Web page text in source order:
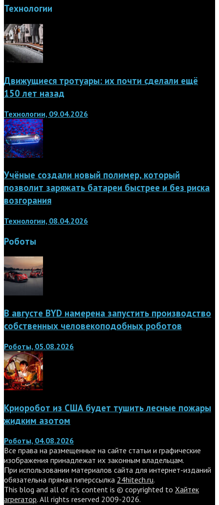
Технологии
Движущиеся тротуары: их почти сделали ещё
150 лет назад
Технологии, 09.04.2026
Учёные создали новый полимер, который
позволит заряжать батареи быстрее и без риска
возгорания
Технологии, 08.04.2026
Роботы
В августе BYD намерена запустить производство
собственных человекоподобных роботов
Роботы, 05.08.2026
Криоробот из США будет тушить лесные пожары
жидким азотом
Роботы, 04.08.2026
Все права на размещенные на сайте статьи и графические
изображения принадлежат их законным владельцам.
При использовании материалов сайта для интернет-изданий
обязательна прямая гиперссылка 24hitech.ru.
This blog and all of it's content is © copyrighted to Хайтек
агрегатор. All rights reserved 2009-2026.